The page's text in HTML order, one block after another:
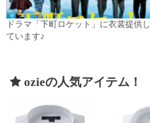
ドラマ「下町ロケット」に衣裳提供し
ています♪
ozieの人気アイテム！